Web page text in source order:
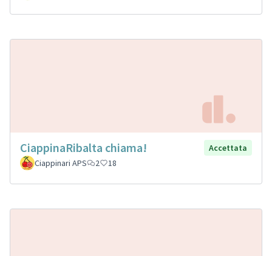
CiappinaRibalta chiama!
Accettata
Ciappinari APS
2 18